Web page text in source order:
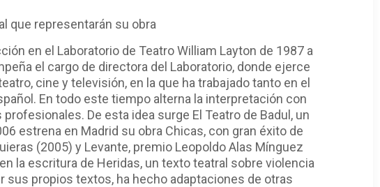
que representarán su obra
en el Laboratorio de Teatro William Layton de 1987 a
el cargo de directora del Laboratorio, donde ejerce
cine y televisión, en la que ha trabajado tanto en el
En todo este tiempo alterna la interpretación con
De esta idea surge El Teatro de Badul, un
estrena en Madrid su obra Chicas, con gran éxito de
(2005) y Levante, premio Leopoldo Alas Mínguez
la escritura de Heridas, un texto teatral sobre violencia
propios textos, ha hecho adaptaciones de otras